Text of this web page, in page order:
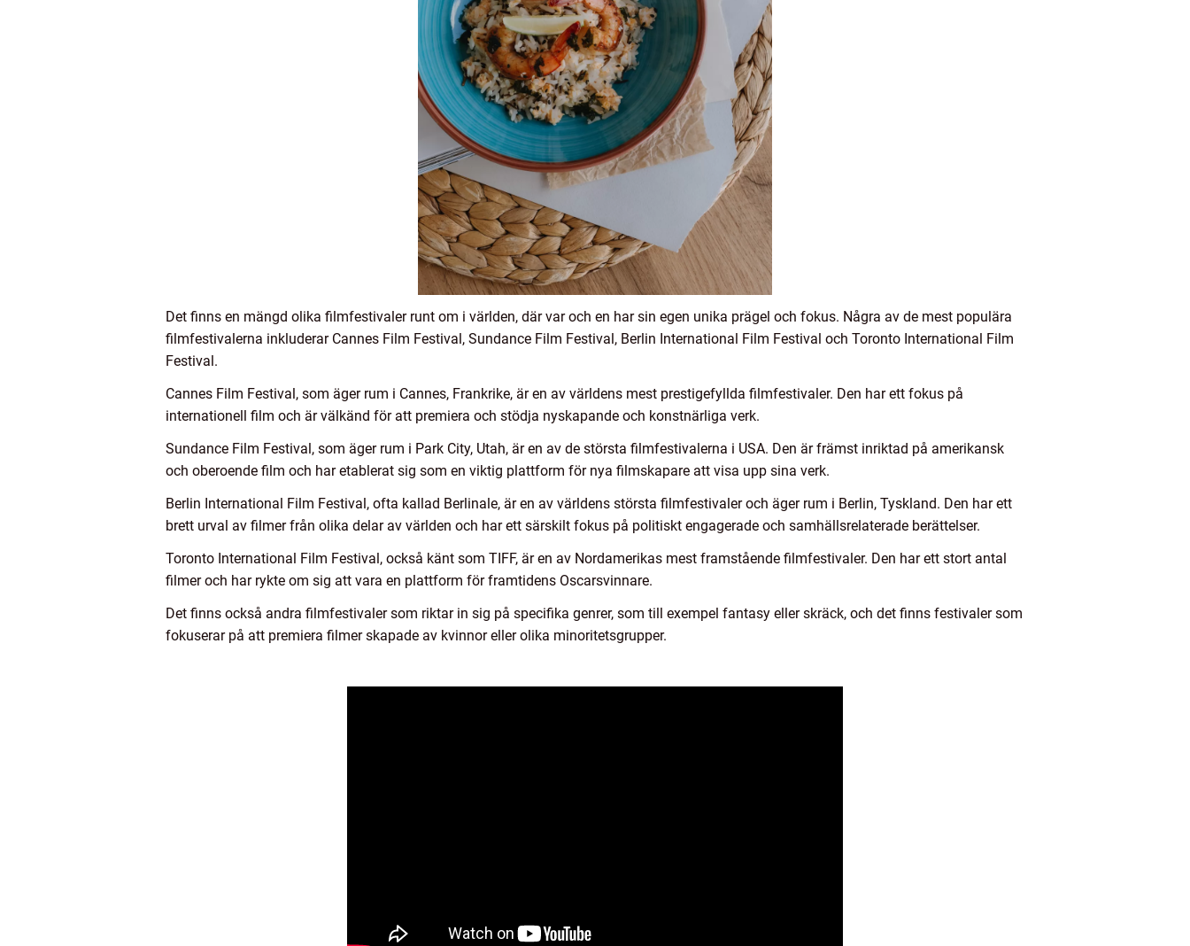
Det finns en mängd olika filmfestivaler runt om i världen, där var och en har sin egen unika prägel och fokus. Några av de mest populära
filmfestivalerna inkluderar Cannes Film Festival, Sundance Film Festival, Berlin International Film Festival och Toronto International Film
Festival.
Cannes Film Festival, som äger rum i Cannes, Frankrike, är en av världens mest prestigefyllda filmfestivaler. Den har ett fokus på
internationell film och är välkänd för att premiera och stödja nyskapande och konstnärliga verk.
Sundance Film Festival, som äger rum i Park City, Utah, är en av de största filmfestivalerna i USA. Den är främst inriktad på amerikansk
och oberoende film och har etablerat sig som en viktig plattform för nya filmskapare att visa upp sina verk.
Berlin International Film Festival, ofta kallad Berlinale, är en av världens största filmfestivaler och äger rum i Berlin, Tyskland. Den har ett
brett urval av filmer från olika delar av världen och har ett särskilt fokus på politiskt engagerade och samhällsrelaterade berättelser.
Toronto International Film Festival, också känt som TIFF, är en av Nordamerikas mest framstående filmfestivaler. Den har ett stort antal
filmer och har rykte om sig att vara en plattform för framtidens Oscarsvinnare.
Det finns också andra filmfestivaler som riktar in sig på specifika genrer, som till exempel fantasy eller skräck, och det finns festivaler som
fokuserar på att premiera filmer skapade av kvinnor eller olika minoritetsgrupper.